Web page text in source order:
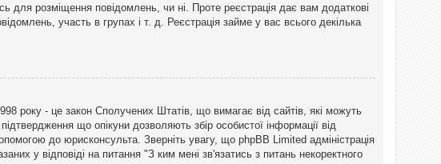
для розміщення повідомлень, чи ні. Проте реєстрація дає вам додаткові
участь в групах і т. д. Реєстрація займе у вас всього декілька
року - це закон Сполучених Штатів, що вимагає від сайтів, які можуть
що опікуни дозволяють збір особистої інформації від
до юрисконсульта. Зверніть увагу, що phpBB Limited адміністрація
у відповіді на питання "З ким мені зв'язатись з питань некоректного